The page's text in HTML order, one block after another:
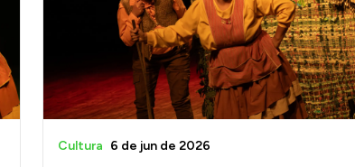
Cultura 6 de jun de 2026